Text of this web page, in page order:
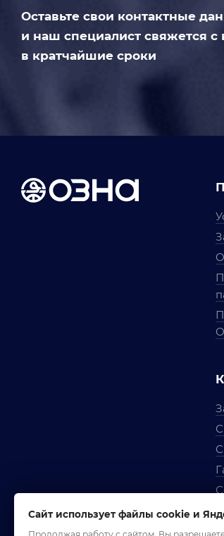
Оставьте свои контактные
и наш специалист свяжется с
в кратчайшие сроки
Сайт использует файлы cookie и